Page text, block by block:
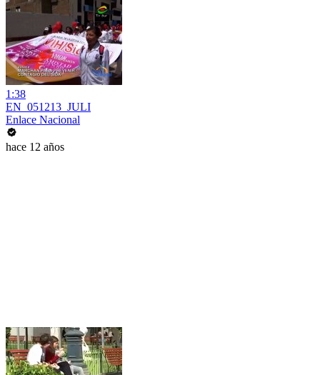
1:38
EN_051213_JULI
Enlace Nacional
hace 12 años